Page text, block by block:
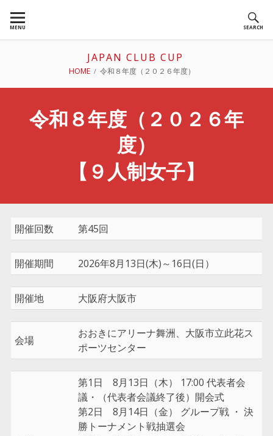
MENU SEARCH
JAPAN CLUB CUP
BREADCRUMBS
HOME 令和８年度（２０２６年度）
令和８年度（２０２６年
度）
【９人制女子】
開催回数 第45回
開催期間 2026年8月13日(木)～16日(日）
開催地 大阪府大阪市
会場
おおきにアリーナ舞洲、大阪市立此花ス
ポーツセンター
第1日 8月13日（木） 17:00 代表者会
議・（代表者会議終了後）開会式
第2日 8月14日（金） グループ戦 ・ 決
勝トーナメント戦抽選会